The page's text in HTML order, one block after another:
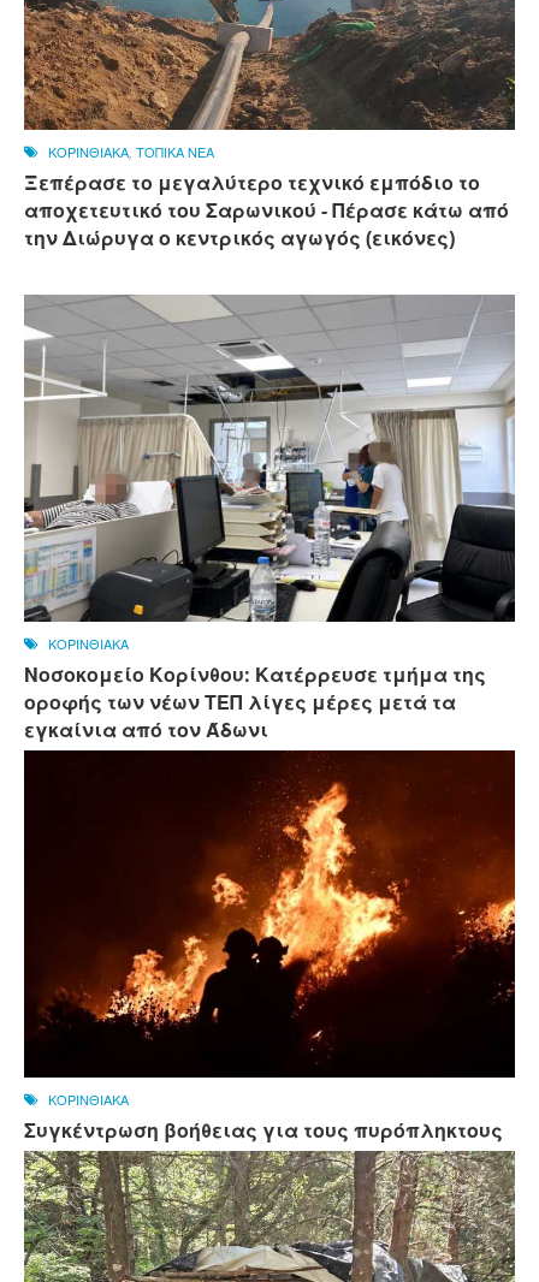
ΚΟΡΙΝΘΙΑΚΑ, ΤΟΠΙΚΑ ΝΕΑ
Ξεπέρασε το μεγαλύτερο τεχνικό εμπόδιο το
αποχετευτικό του Σαρωνικού - Πέρασε κάτω από
την Διώρυγα ο κεντρικός αγωγός (εικόνες)
ΚΟΡΙΝΘΙΑΚΑ
Νοσοκομείο Κορίνθου: Κατέρρευσε τμήμα της
οροφής των νέων ΤΕΠ λίγες μέρες μετά τα
εγκαίνια από τον Άδωνι
ΚΟΡΙΝΘΙΑΚΑ
Συγκέντρωση βοήθειας για τους πυρόπληκτους